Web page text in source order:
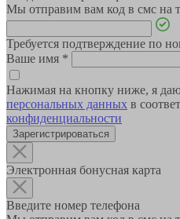
Мы отправим вам код в смс на
Требуется подтверждение по
Ваше имя *
Нажимая на кнопку ниже, я
персональных данных в
конфиденциальности
Зарегистрироваться
Электронная бонусная карта
Введите номер телефона